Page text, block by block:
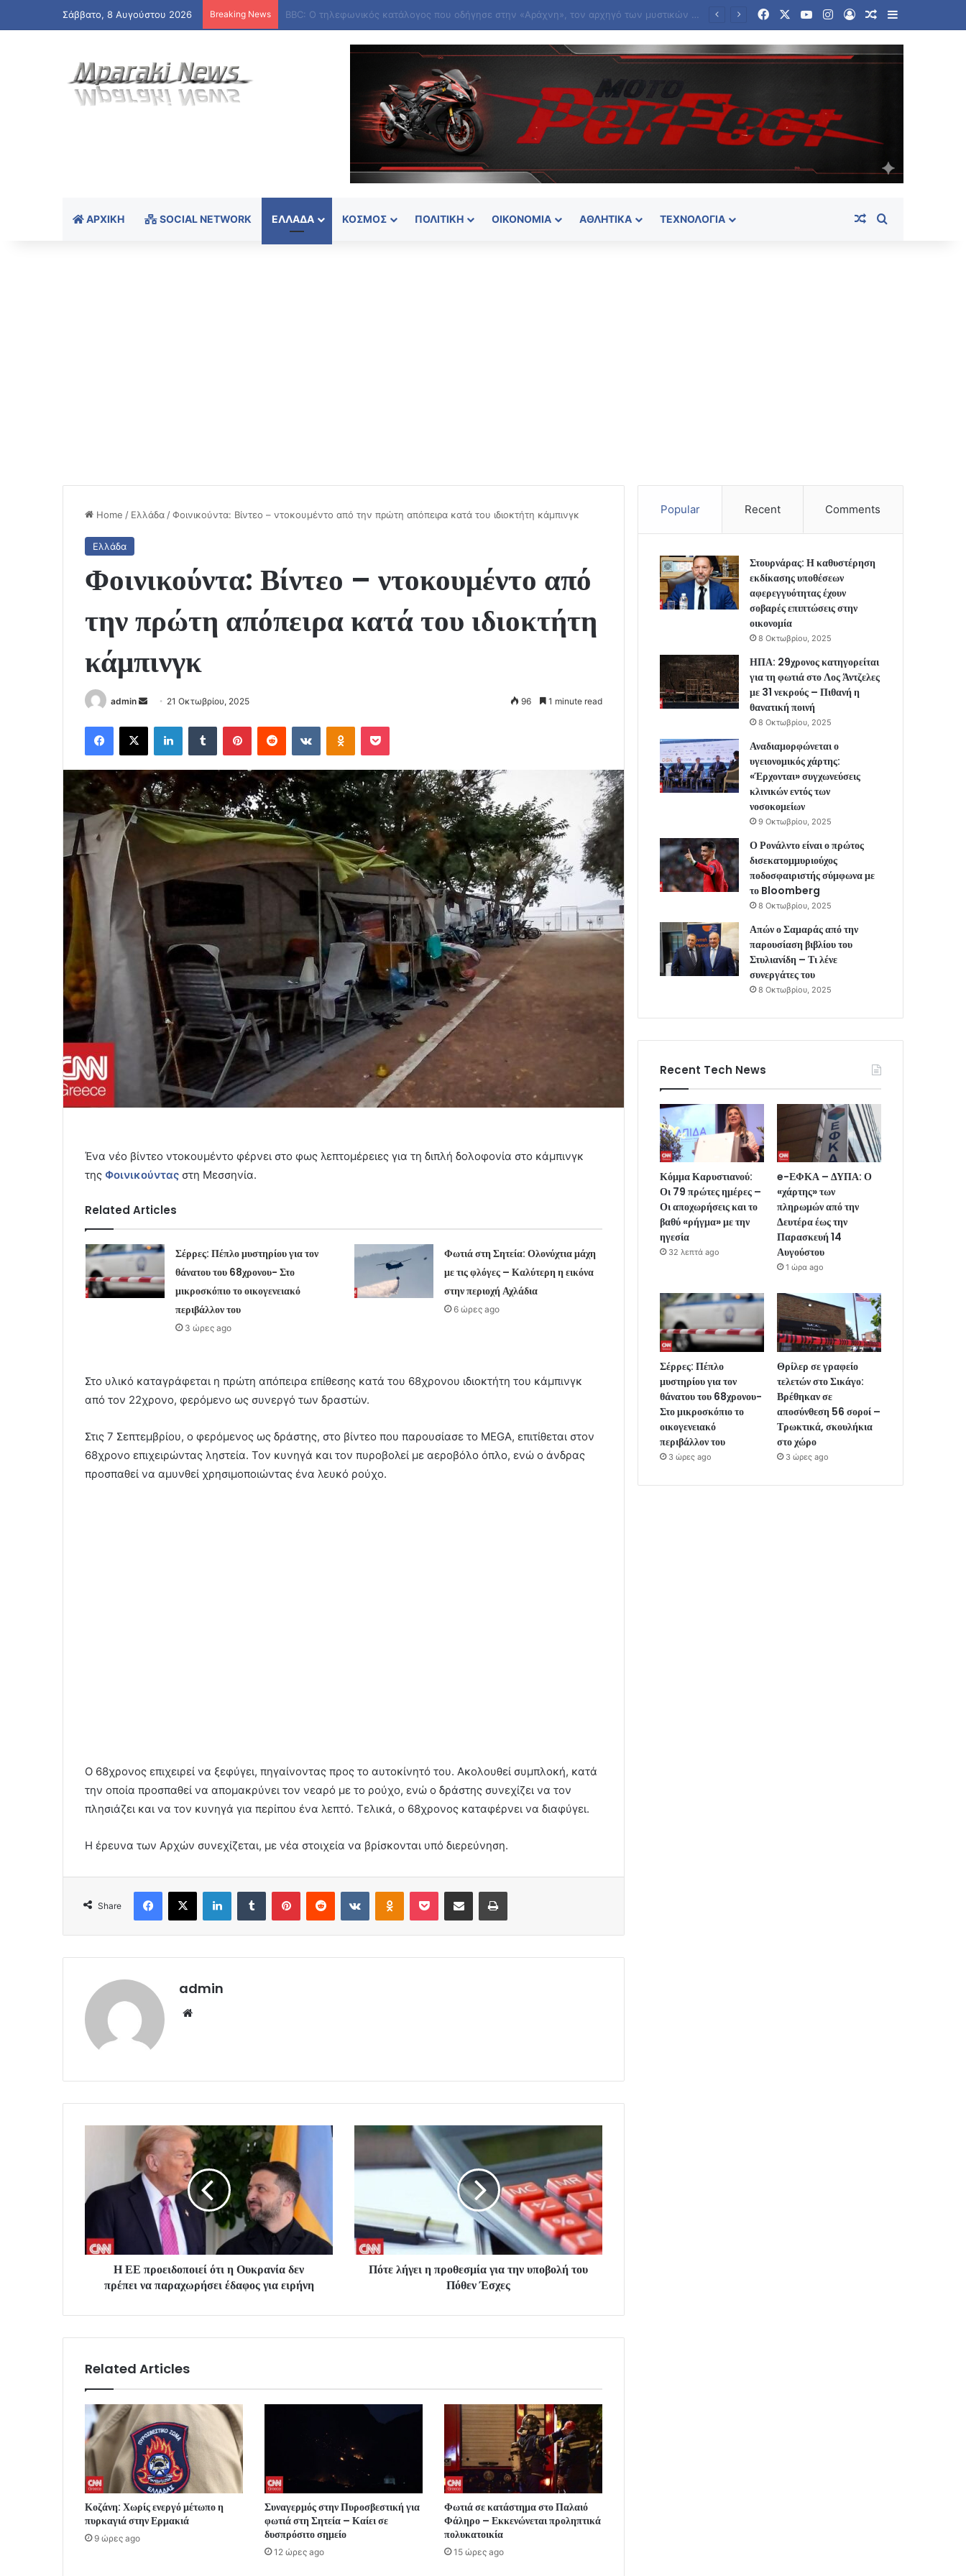
Σάββατο, 8 Αυγούστου 2026 Breaking News FacebookYouTubeInstagram
Log InRandom Article
Sidebar
ΑΡΧΙΚΉ SOCIAL NETWORK ΕΛΛΆΔΑ ΚΌΣΜΟΣ ΠΟΛΙΤΙΚΉ ΟΙΚΟΝΟΜΊΑ ΑΘΛΗΤΙΚΆ ΤΕΧΝΟΛΟΓΊΑ Random Article
Home / Ελλάδα /Φοινικούντα: Βίντεο – ντοκουμέντο από την πρώτη απόπειρα κατά του ιδιοκτήτη κάμπινγκ
Ελλάδα
Φοινικούντα: Βίντεο – ντοκουμέντο από
την πρώτη απόπειρα κατά του ιδιοκτήτη
κάμπινγκ
admin
Send
email
21 Οκτωβρίου, 2025 96 1 minute read
Facebook
X LinkedInTumblr PinterestReddit VKontakteOdnoklassniki
Pocket
Ένα νέο βίντεο ντοκουμέντο φέρνει στο φως λεπτομέρειες για τη διπλή δολοφονία στο κάμπινγκ
της Φοινικούντας στη Μεσσηνία.
Related Articles
Σέρρες: Πέπλο μυστηρίου για τον
θάνατου του 68χρονου- Στο
μικροσκόπιο το οικογενειακό
περιβάλλον του
3 ώρες ago
Φωτιά στη Σητεία: Ολονύχτια μάχη
με τις φλόγες – Καλύτερη η εικόνα
στην περιοχή Αχλάδια
6 ώρες ago
Στο υλικό καταγράφεται η πρώτη απόπειρα επίθεσης κατά του 68χρονου ιδιοκτήτη του κάμπινγκ
από τον 22χρονο, φερόμενο ως συνεργό των δραστών.
Στις 7 Σεπτεμβρίου, ο φερόμενος ως δράστης, στο βίντεο που παρουσίασε το MEGA, επιτίθεται στον
68χρονο επιχειρώντας ληστεία. Τον κυνηγά και τον πυροβολεί με αεροβόλο όπλο, ενώ ο άνδρας
προσπαθεί να αμυνθεί χρησιμοποιώντας ένα λευκό ρούχο.
Ο 68χρονος επιχειρεί να ξεφύγει, πηγαίνοντας προς το αυτοκίνητό του. Ακολουθεί συμπλοκή, κατά
την οποία προσπαθεί να απομακρύνει τον νεαρό με το ρούχο, ενώ ο δράστης συνεχίζει να τον
πλησιάζει και να τον κυνηγά για περίπου ένα λεπτό. Τελικά, ο 68χρονος καταφέρνει να διαφύγει.
Η έρευνα των Αρχών συνεχίζεται, με νέα στοιχεία να βρίσκονται υπό διερεύνηση.
Share
Facebook
X LinkedInTumblr PinterestReddit VKontakteOdnoklassniki
Pocket Share via Email Print
admin
Η ΕΕ προειδοποιεί ότι η Ουκρανία δεν
πρέπει να παραχωρήσει έδαφος για ειρήνη
Πότε λήγει η προθεσμία για την υποβολή του
Πόθεν Έσχες
Related Articles
Κοζάνη: Χωρίς ενεργό μέτωπο η
πυρκαγιά στην Ερμακιά
9 ώρες ago
Συναγερμός στην Πυροσβεστική για
φωτιά στη Σητεία – Καίει σε
δυσπρόσιτο σημείο
12 ώρες ago
Φωτιά σε κατάστημα στο Παλαιό
Φάληρο – Εκκενώνεται προληπτικά
πολυκατοικία
15 ώρες ago
Popular Recent Comments
Στουρνάρας: Η καθυστέρηση
εκδίκασης υποθέσεων
αφερεγγυότητας έχουν
σοβαρές επιπτώσεις στην
οικονομία
8 Οκτωβρίου, 2025
ΗΠΑ: 29χρονος κατηγορείται
για τη φωτιά στο Λος Άντζελες
με 31 νεκρούς – Πιθανή η
θανατική ποινή
8 Οκτωβρίου, 2025
Αναδιαμορφώνεται ο
υγειονομικός χάρτης:
«Έρχονται» συγχωνεύσεις
κλινικών εντός των
νοσοκομείων
9 Οκτωβρίου, 2025
Ο Ρονάλντο είναι ο πρώτος
δισεκατομμυριούχος
ποδοσφαιριστής σύμφωνα με
το Bloomberg
8 Οκτωβρίου, 2025
Απών ο Σαμαράς από την
παρουσίαση βιβλίου του
Στυλιανίδη – Τι λένε
συνεργάτες του
8 Οκτωβρίου, 2025
Recent Tech News
Κόμμα Καρυστιανού:
Οι 79 πρώτες ημέρες –
Οι αποχωρήσεις και το
βαθύ «ρήγμα» με την
ηγεσία
32 λεπτά ago
e-ΕΦΚΑ – ΔΥΠΑ: Ο
«χάρτης» των
πληρωμών από την
Δευτέρα έως την
Παρασκευή 14
Αυγούστου
1 ώρα ago
Σέρρες: Πέπλο
μυστηρίου για τον
θάνατου του 68χρονου-
Στο μικροσκόπιο το
οικογενειακό
περιβάλλον του
3 ώρες ago
Θρίλερ σε γραφείο
τελετών στο Σικάγο:
Βρέθηκαν σε
αποσύνθεση 56 σοροί –
Τρωκτικά, σκουλήκια
στο χώρο
3 ώρες ago